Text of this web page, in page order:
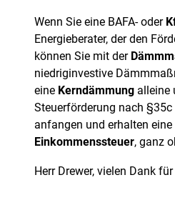
Wenn Sie eine BAFA- oder
Energieberater, der den
können Sie mit der
niedriginvestive
eine Kerndämmung alleine
Steuerförderung nach
anfangen und erhalten
Einkommenssteuer, ganz
Herr Drewer, vielen Dank